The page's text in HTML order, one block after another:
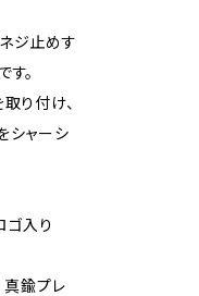
ジ止めす
。
り付け、
シャーシ
ゴ入り
真鍮プレ